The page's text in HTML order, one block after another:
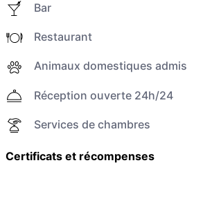
Bar
Restaurant
Animaux domestiques admis
Réception ouverte 24h/24
Services de chambres
Certificats et récompenses